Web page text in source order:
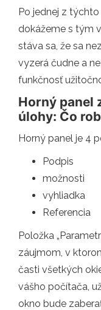
Po jednej z
dokážeme s tým
stáva sa, že sa
vyzerá čudne a
funkčnosť
Horný panel
úlohy: Čo
Horný panel je 4
Podpis
možnosti
vyhliadka
Referencia
Položka
záujmom, v
časti všetkých
vášho počítača,
okno bude